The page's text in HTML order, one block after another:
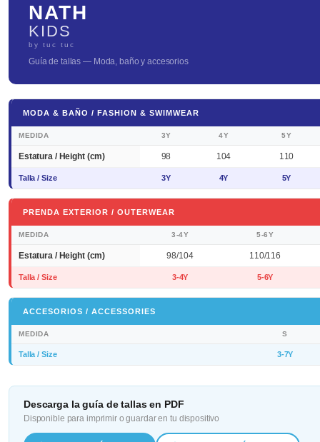
NATH
KIDS
by tuc tuc
Guía de tallas — Moda, baño y accesorios
MODA & BAÑO / FASHION & SWIMWEAR
MEDIDA 3Y 4Y 5Y
Estatura / Height (cm) 98 104 110
Talla / Size 3Y 4Y 5Y
PRENDA EXTERIOR / OUTERWEAR
MEDIDA 3-4Y 5-6Y
Estatura / Height (cm) 98/104 110/116
Talla / Size 3-4Y 5-6Y
ACCESORIOS / ACCESSORIES
MEDIDA S
Talla / Size 3-7Y
Descarga la guía de tallas en PDF
Disponible para imprimir o guardar en tu dispositivo